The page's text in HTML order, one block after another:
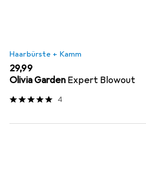
Haarbürste + Kamm
EUR
29,99
Olivia Garden Expert Blowout
4